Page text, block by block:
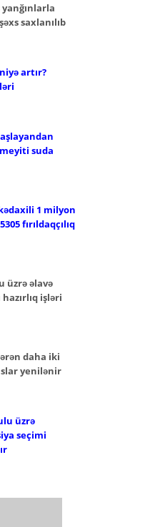
saxlanılıb
artır?
suda
1 milyon
fırıldaqçılıq
üzrə əlavə
işləri
daha iki
yenilənir
üzrə
seçimi